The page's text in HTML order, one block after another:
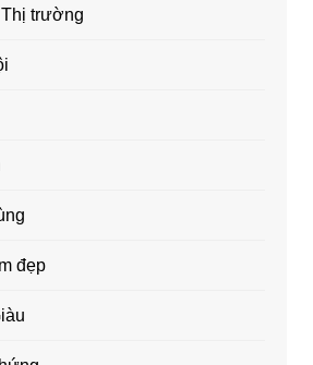
trường
đẹp